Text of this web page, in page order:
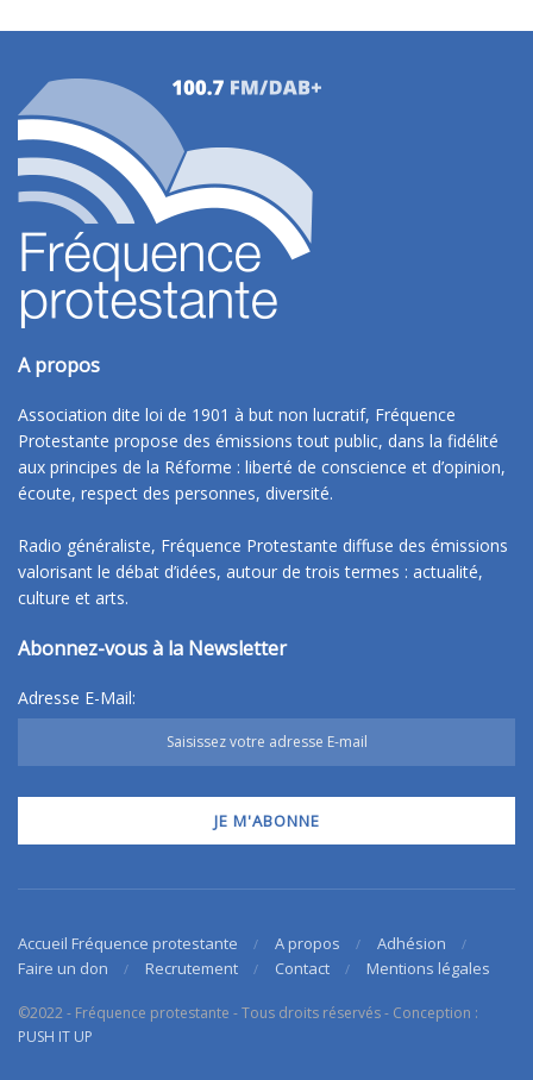
A propos
Association dite loi de 1901 à but non lucratif, Fréquence
Protestante propose des émissions tout public, dans la fidélité
aux principes de la Réforme : liberté de conscience et d’opinion,
écoute, respect des personnes, diversité.
Radio généraliste, Fréquence Protestante diffuse des émissions
valorisant le débat d’idées, autour de trois termes : actualité,
culture et arts.
Abonnez-vous à la Newsletter
Adresse E-Mail:
Accueil Fréquence protestante A propos
Adhésion
Faire un don
Recrutement Contact Mentions légales
©2022 - Fréquence protestante - Tous droits réservés - Conception :
PUSH IT UP